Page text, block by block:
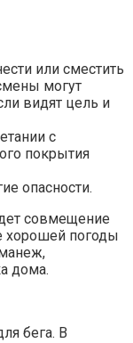
или сместить
могут
видят цель и
с
покрытия
опасности.
совмещение
хорошей погоды
дома.
бега. В